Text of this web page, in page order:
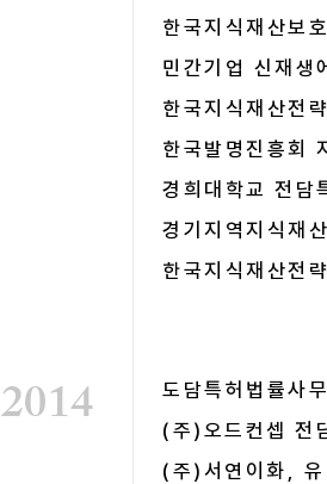
2014
한국지식재산보
민간기업 신재생
한국지식재산전
한국발명진흥회
경희대학교 전담
경기지역지식재
한국지식재산전
도담특허법률사
(주)오드컨셉 전
(주)서연이화,